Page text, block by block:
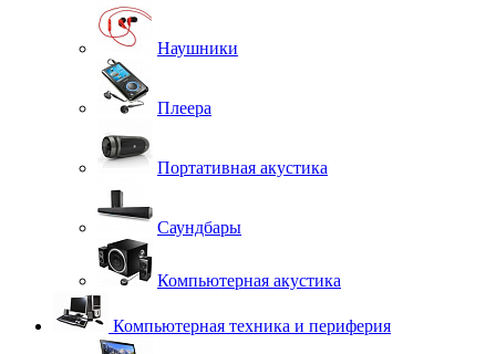
Наушники
Плеера
Портативная акустика
Саундбары
Компьютерная акустика
Компьютерная техника и периферия